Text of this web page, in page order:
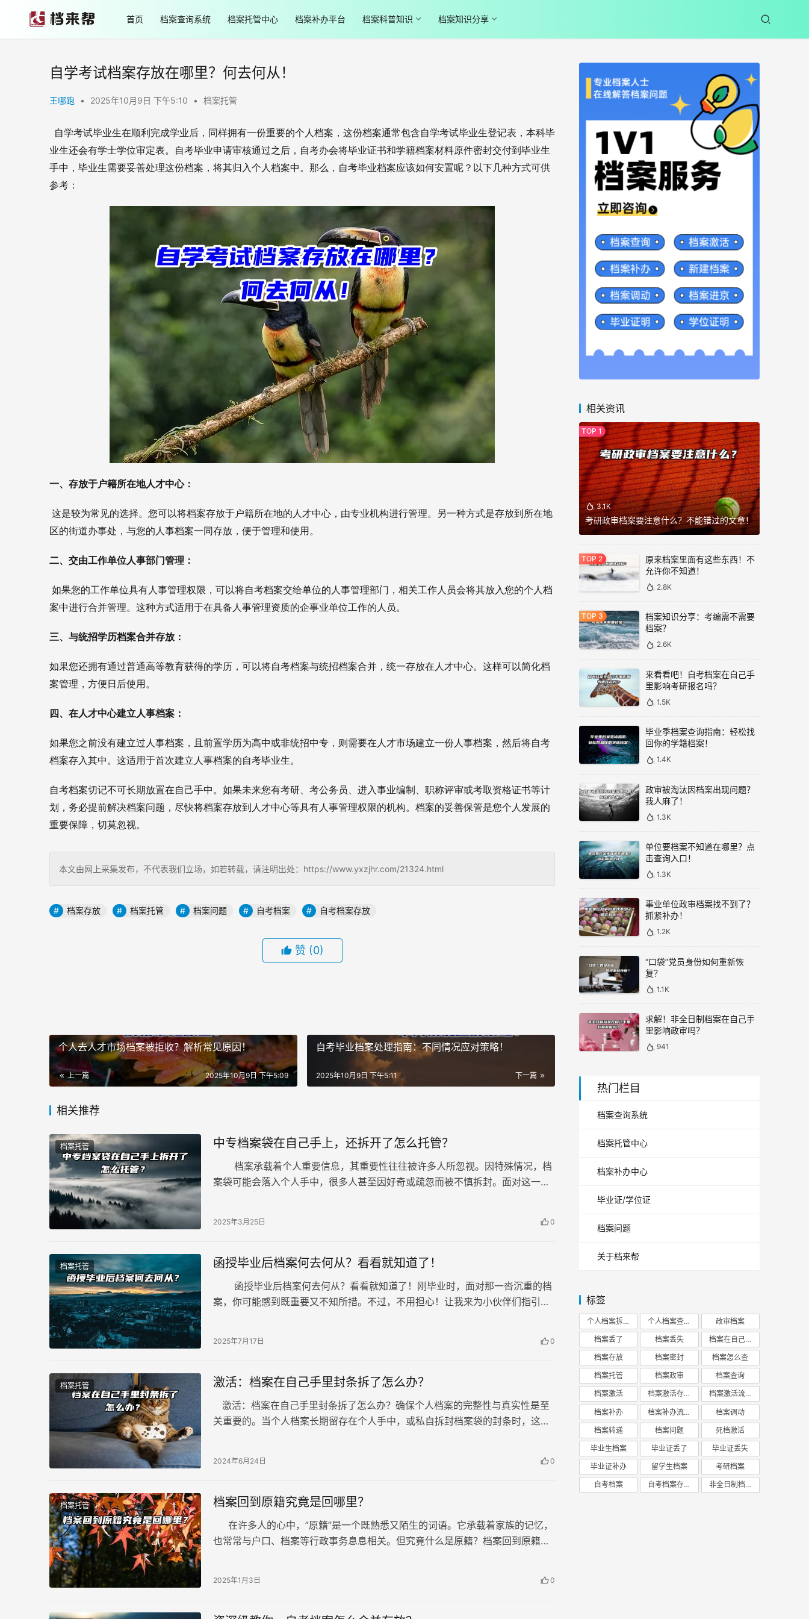
首页 档案查询系统 档案托管中心 档案补办平台 档案科普知识 档案知识分享
自学考试档案存放在哪里？何去何从！
王哪跑 • 2025年10月9日 下午5:10 • 档案托管
自学考试毕业生在顺利完成学业后，同样拥有一份重要的个人档案，这份档案通常包含自学考试毕业生登记表，本科毕
业生还会有学士学位审定表。自考毕业申请审核通过之后，自考办会将毕业证书和学籍档案材料原件密封交付到毕业生
手中，毕业生需要妥善处理这份档案，将其归入个人档案中。那么，自考毕业档案应该如何安置呢？以下几种方式可供
参考：
一、存放于户籍所在地人才中心：
这是较为常见的选择。您可以将档案存放于户籍所在地的人才中心，由专业机构进行管理。另一种方式是存放到所在地
区的街道办事处，与您的人事档案一同存放，便于管理和使用。
二、交由工作单位人事部门管理：
如果您的工作单位具有人事管理权限，可以将自考档案交给单位的人事管理部门，相关工作人员会将其放入您的个人档
案中进行合并管理。这种方式适用于在具备人事管理资质的企事业单位工作的人员。
三、与统招学历档案合并存放：
如果您还拥有通过普通高等教育获得的学历，可以将自考档案与统招档案合并，统一存放在人才中心。这样可以简化档
案管理，方便日后使用。
四、在人才中心建立人事档案：
如果您之前没有建立过人事档案，且前置学历为高中或非统招中专，则需要在人才市场建立一份人事档案，然后将自考
档案存入其中。这适用于首次建立人事档案的自考毕业生。
自考档案切记不可长期放置在自己手中。如果未来您有考研、考公务员、进入事业编制、职称评审或考取资格证书等计
划，务必提前解决档案问题，尽快将档案存放到人才中心等具有人事管理权限的机构。档案的妥善保管是您个人发展的
重要保障，切莫忽视。
本文由网上采集发布，不代表我们立场，如若转载，请注明出处：https://www.yxzjhr.com/21324.html
档案存放 档案托管 档案问题 自考档案 自考档案存放
赞 (0)
个人去人才市场档案被拒收？解析常见原因！
上一篇 2025年10月9日 下午5:09
自考毕业档案处理指南：不同情况应对策略！
下一篇
2025年10月9日 下午5:11
相关推荐
档案托管 中专档案袋在自己手上，还拆开了怎么托管？
档案承载着个人重要信息，其重要性往往被许多人所忽视。因特殊情况，档
案袋可能会落入个人手中，很多人甚至因好奇或疏忽而被不慎拆封。面对这一尴
2025年3月25日 0
档案托管 函授毕业后档案何去何从？看看就知道了！
函授毕业后档案何去何从？看看就知道了！刚毕业时，面对那一沓沉重的档
案，你可能感到既重要又不知所措。不过，不用担心！让我来为小伙伴们指引方
2025年7月17日 0
档案托管 激活：档案在自己手里封条拆了怎么办？
激活：档案在自己手里封条拆了怎么办？确保个人档案的完整性与真实性是至
关重要的。当个人档案长期留存在个人手中，或私自拆封档案袋的封条时，这份
2024年6月24日 0
档案托管 档案回到原籍究竟是回哪里？
在许多人的心中，”原籍”是一个既熟悉又陌生的词语。它承载着家族的记忆，
也常常与户口、档案等行政事务息息相关。但究竟什么是原籍？档案回到原籍，
2025年1月3日 0
相关资讯
3.1K
考研政审档案要注意什么？不能错过的文章！
原来档案里面有这些东西！不
允许你不知道！
2.8K
档案知识分享：考编需不需要
档案？
2.6K
来看看吧！自考档案在自己手
里影响考研报名吗？
1.5K
毕业季档案查询指南：轻松找
回你的学籍档案！
1.4K
政审被淘汰因档案出现问题？
我人麻了！
1.3K
单位要档案不知道在哪里？点
击查询入口！
1.3K
事业单位政审档案找不到了？
抓紧补办！
1.2K
“口袋”党员身份如何重新恢
复？
1.1K
求解！非全日制档案在自己手
里影响政审吗？
941
热门栏目
档案查询系统
档案托管中心
档案补办中心
毕业证/学位证
档案问题
关于档来帮
标签
个人档案拆开 个人档案查询 政审档案
档案丢了 档案丢失 档案在自己手里
档案存放 档案密封 档案怎么查
档案托管 档案政审 档案查询
档案激活 档案激活存放 档案激活流程
档案补办 档案补办流程 档案调动
档案转递 档案问题 死档激活
毕业生档案 毕业证丢了 毕业证丢失
毕业证补办 留学生档案 考研档案
自考档案 自考档案存放 非全日制档案